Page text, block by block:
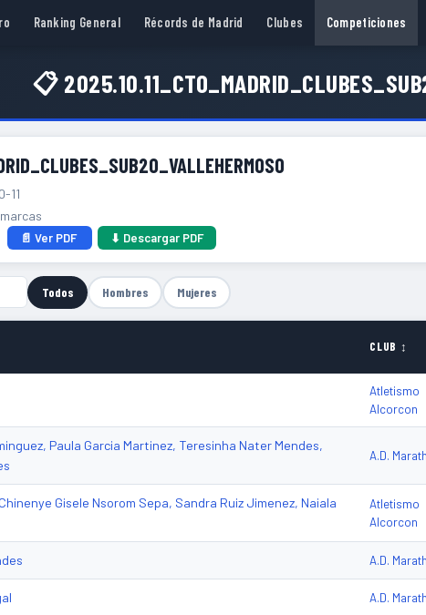
Ranking General Récords de Madrid Clubes Competiciones
📋
11
📄 Ver PDF ⬇ Descargar PDF
Todos Hombres Mujeres
CLUB ↕
Atletismo
Alcorcon
Paula Garcia Martinez, Teresinha Nater Mendes,
A.D.
Gisele Nsorom Sepa, Sandra Ruiz Jimenez, Naiala
Atletismo
Alcorcon
A.D.
A.D.